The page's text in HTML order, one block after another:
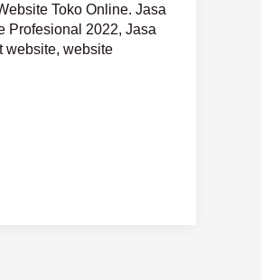
Toko Online. Jasa
Profesional 2022, Jasa
website, website